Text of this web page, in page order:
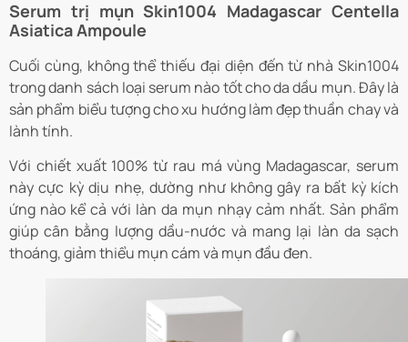
Serum trị mụn Skin1004 Madagascar Centella
Asiatica Ampoule
Cuối cùng, không thể thiếu đại diện đến từ nhà Skin1004
trong danh sách loại serum nào tốt cho da dầu mụn. Đây là
sản phẩm biểu tượng cho xu hướng làm đẹp thuần chay và
lành tính.
Với chiết xuất 100% từ rau má vùng Madagascar, serum
này cực kỳ dịu nhẹ, dường như không gây ra bất kỳ kích
ứng nào kể cả với làn da mụn nhạy cảm nhất. Sản phẩm
giúp cân bằng lượng dầu-nước và mang lại làn da sạch
thoáng, giảm thiểu mụn cám và mụn đầu đen.